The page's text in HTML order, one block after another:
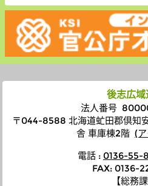
後志広域
法人番号
〒044-8588 北海道虻田郡倶知
舎 車庫棟2階 (
電話 : 0136-55-
FAX: 0136-
【総務課